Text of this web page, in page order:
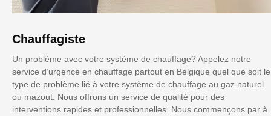
Chauffagiste
Un problème avec votre système de chauffage? Appelez notre
service d’urgence en chauffage partout en Belgique quel que soit le
type de problème lié à votre système de chauffage au gaz naturel
ou mazout. Nous offrons un service de qualité pour des
interventions rapides et professionnelles. Nous commençons par à